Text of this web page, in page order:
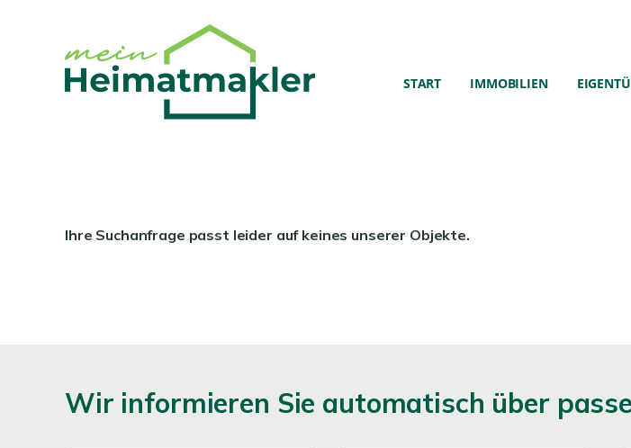
START IMMOBILIEN
Ihre Suchanfrage passt leider auf keines unserer Objekte.
Wir informieren Sie automatisch über